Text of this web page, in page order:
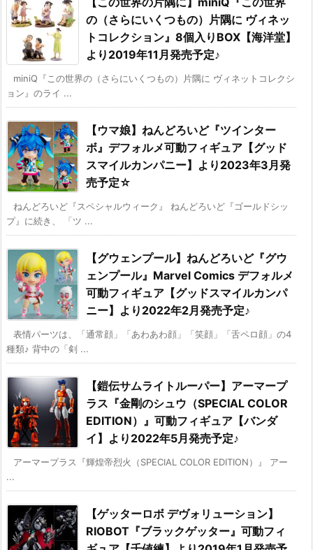
の（さらにいくつもの）片隅に ヴィネッ
トコレクション』8個入りBOX【海洋堂】
より2019年11月発売予定♪
miniQ『この世界の（さらにいくつもの）片隅に ヴィネットコレクシ
ョン』のライ ...
【ウマ娘】ねんどろいど『ツインター
ボ』デフォルメ可動フィギュア【グッド
スマイルカンパニー】より2023年3月発
売予定☆
ねんどろいど『スペシャルウィーク』 ねんどろいど『ゴールドシッ
プ』に続き、 「ツ ...
【グウェンプール】ねんどろいど『グウ
ェンプール』Marvel Comics デフォルメ
可動フィギュア【グッドスマイルカンパ
ニー】より2022年2月発売予定♪
表情パーツは、「通常顔」「あわあわ顔」「笑顔」「舌ペロ顔」の4
種類♪ 背中の「剣 ...
【鎧伝サムライトルーパー】アーマープ
ラス『金剛のシュウ（SPECIAL COLOR
EDITION）』可動フィギュア【バンダ
イ】より2022年5月発売予定♪
アーマープラス『輝煌帝烈火（SPECIAL COLOR EDITION）』 アー
...
【ゲッターロボ デヴォリューション】
RIOBOT『ブラックゲッター』可動フィ